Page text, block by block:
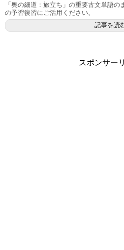
「奥の細道：旅立ち」の重要古文単語
の予習復習にご活用ください。
記事を読
スポンサー